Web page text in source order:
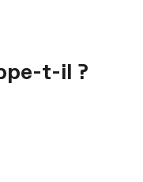
t-il ?